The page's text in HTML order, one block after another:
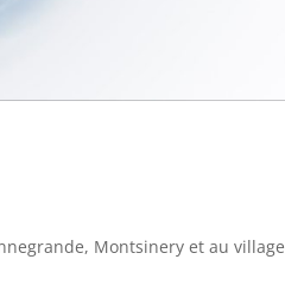
Montsinery et au village